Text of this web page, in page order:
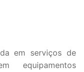
em serviços de
equipamentos